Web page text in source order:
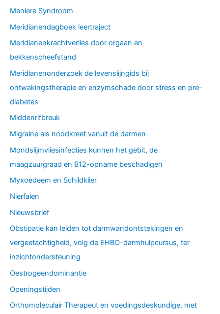
Meniere Syndroom
Meridianendagboek leertraject
Meridianenkrachtverlies door orgaan en
bekkenscheefstand
Meridianenonderzoek de levenslijngids bij
ontwakingstherapie en enzymschade door stress en pre-
diabetes
Middenrifbreuk
Migraine als noodkreet vanuit de darmen
Mondslijmvliesinfecties kunnen het gebit, de
maagzuurgraad en B12-opname beschadigen
Myxoedeem en Schildklier
Nierfalen
Nieuwsbrief
Obstipatie kan leiden tot darmwandontstekingen en
vergeetachtigheid, volg de EHBO-darmhulpcursus, ter
inzichtondersteuning
Oestrogeendominantie
Openingstijden
Orthomoleculair Therapeut en voedingsdeskundige, met